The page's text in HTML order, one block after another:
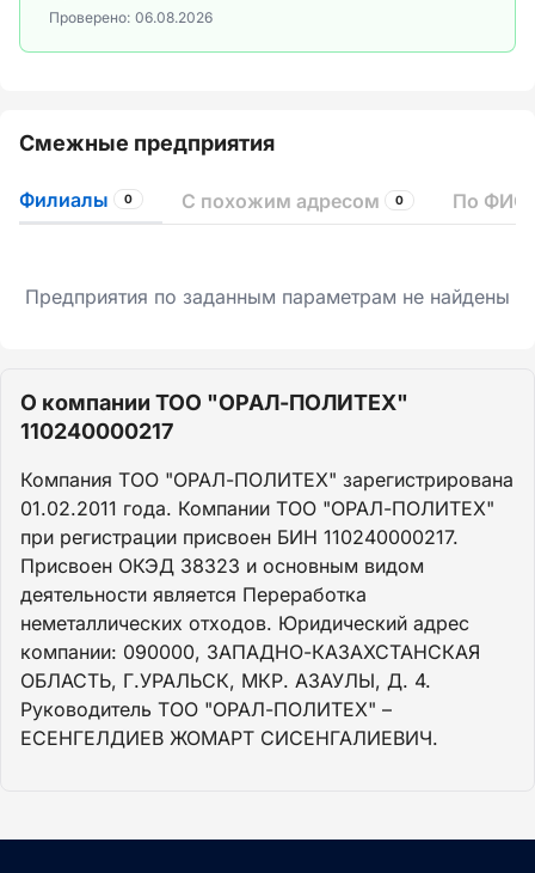
Проверено: 06.08.2026
Смежные предприятия
Филиалы 0 С похожим адресом 0 По ФИО
Предприятия по заданным параметрам не найдены
О компании ТОО "ОРАЛ-ПОЛИТЕХ"
110240000217
Компания ТОО "ОРАЛ-ПОЛИТЕХ" зарегистрирована
01.02.2011 года. Компании ТОО "ОРАЛ-ПОЛИТЕХ"
при регистрации присвоен БИН 110240000217.
Присвоен ОКЭД 38323 и основным видом
деятельности является Переработка
неметаллических отходов. Юридический адрес
компании: 090000, ЗАПАДНО-КАЗАХСТАНСКАЯ
ОБЛАСТЬ, Г.УРАЛЬСК, МКР. АЗАУЛЫ, Д. 4.
Руководитель ТОО "ОРАЛ-ПОЛИТЕХ" –
ЕСЕНГЕЛДИЕВ ЖОМАРТ СИСЕНГАЛИЕВИЧ.